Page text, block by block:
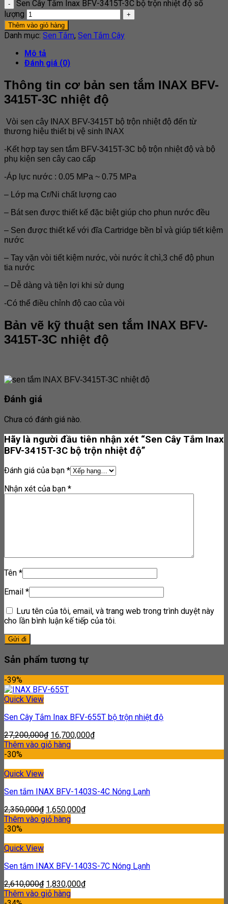
Sen Cây Tắm Inax BFV-3415T-3C bộ trộn nhiệt độ số
lượng
Thêm vào giỏ hàng
Danh mục: Sen Tắm, Sen Tắm Cây
Mô tả
Đánh giá (0)
Thông tin cơ bản sen tắm INAX BFV-
3415T-3C nhiệt độ
Vòi sen cây INAX BFV-3415T bộ trộn nhiệt độ đến từ
thương hiệu thiết bị vệ sinh INAX
-Kết hợp tay sen tắm BFV-3415T-3C bộ trộn nhiệt độ và bộ
phụ kiện sen cây cao cấp
-Áp lực nước : 0.05 MPa ~ 0.75 MPa
– Lớp mạ Cr/Ni chất lượng cao
– Bát sen được thiết kế đặc biệt giúp cho phun nước đều
– Sen được thiết kế với đĩa Cartridge bền bỉ và giúp tiết kiệm
nước
– Tay vặn vòi tiết kiệm nước, vòi nước ít chì,3 chế độ phun
tia nước
– Dễ dàng và tiện lợi khi sử dụng
-Có thể điều chỉnh độ cao của vòi
Bản vẽ kỹ thuật sen tắm INAX BFV-
3415T-3C nhiệt độ
Đánh giá
Chưa có đánh giá nào.
Hãy là người đầu tiên nhận xét “Sen Cây Tắm Inax
BFV-3415T-3C bộ trộn nhiệt độ”
Đánh giá của bạn *
Nhận xét của bạn *
Tên *
Email *
Lưu tên của tôi, email, và trang web trong trình duyệt này
cho lần bình luận kế tiếp của tôi.
Sản phẩm tương tự
-39%
Quick View
Sen Cây Tắm Inax BFV-655T bộ trộn nhiệt độ
27,200,000₫ 16,700,000₫
Thêm vào giỏ hàng
-30%
Quick View
Sen tắm INAX BFV-1403S-4C Nóng Lạnh
2,350,000₫ 1,650,000₫
Thêm vào giỏ hàng
-30%
Quick View
Sen tắm INAX BFV-1403S-7C Nóng Lạnh
2,610,000₫ 1,830,000₫
Thêm vào giỏ hàng